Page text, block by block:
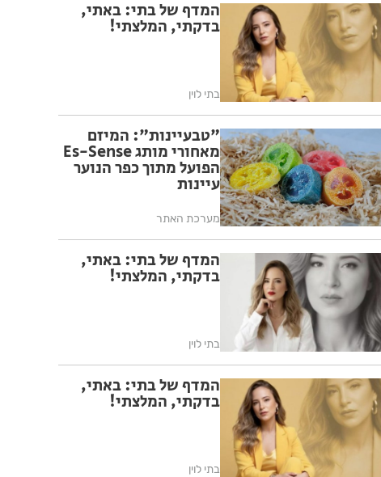
המדף של בתי: באתי,
בדקתי, המלצתי!
בתי לוין
"טבעיינות": המיזם
מאחורי מותג Es-Sense
הפועל מתוך כפר הנוער
עיינות
מערכת האתר
המדף של בתי: באתי,
בדקתי, המלצתי!
בתי לוין
המדף של בתי: באתי,
בדקתי, המלצתי!
בתי לוין